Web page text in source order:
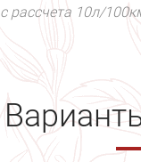
с рассчета 10л/